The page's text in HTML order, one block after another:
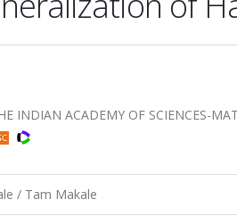
INDIAN ACADEMY OF SCIENCES-
/ Tam Makale